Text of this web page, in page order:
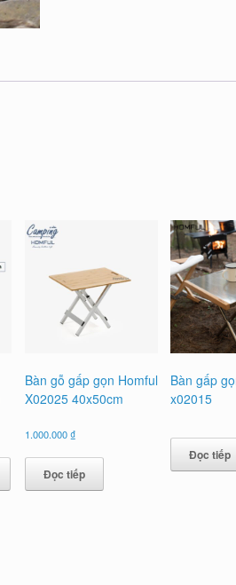
Bàn gỗ gấp gọn Homful
X02025 40x50cm
1.000.000₫
Đọc tiếp
Bàn gấp
x02015
Đọc tiếp